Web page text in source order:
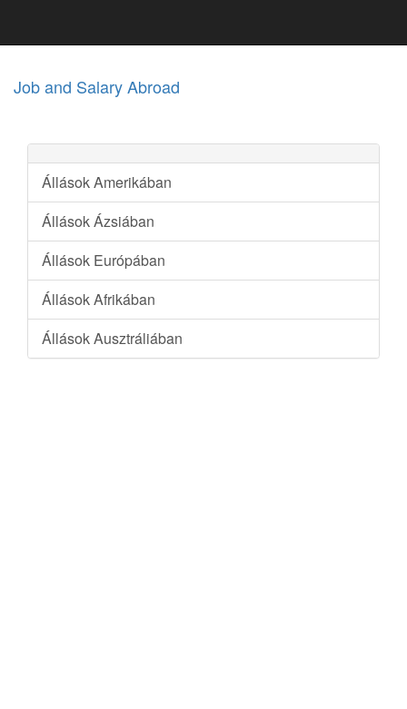
Job and Salary Abroad
Állások Amerikában
Állások Ázsiában
Állások Európában
Állások Afrikában
Állások Ausztráliában